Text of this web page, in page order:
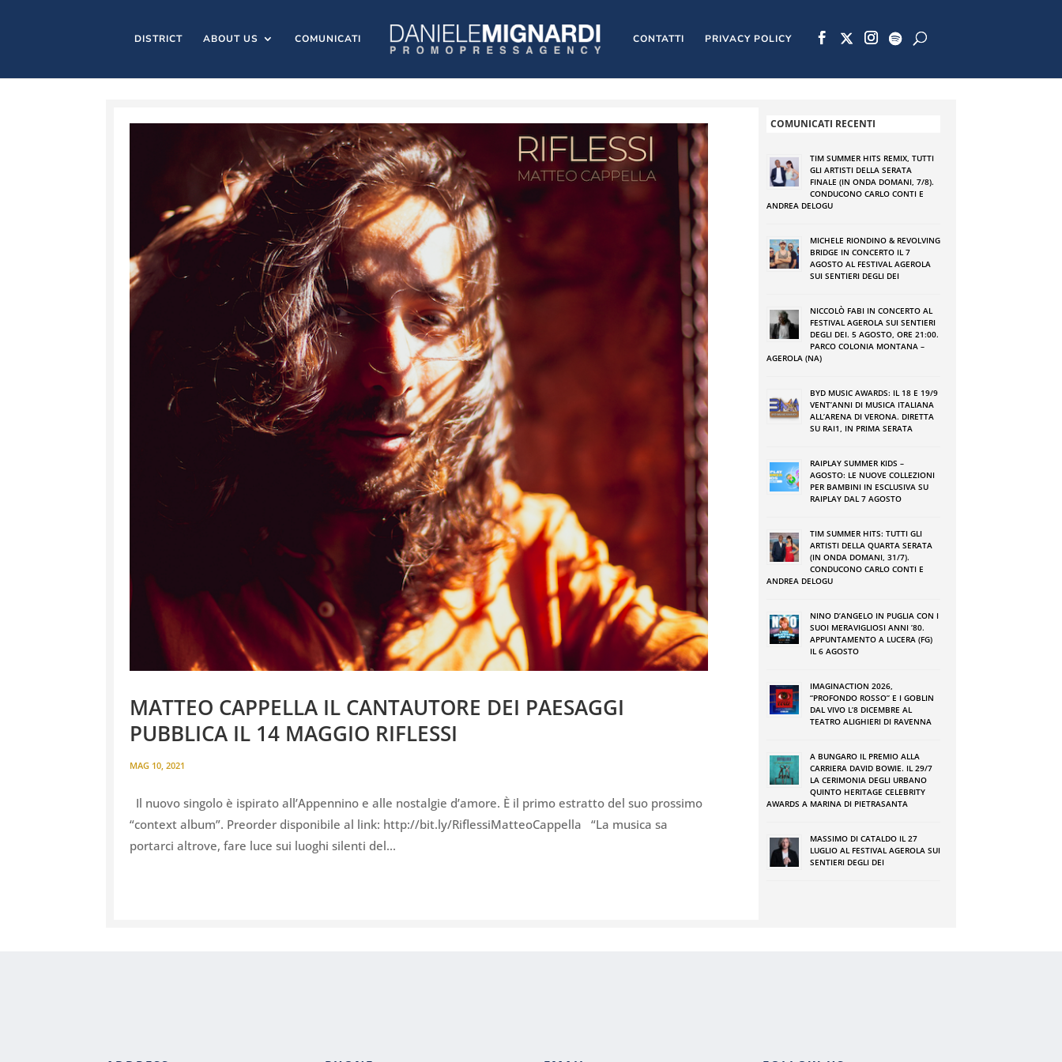
DISTRICT ABOUT US COMUNICATI CONTATTI PRIVACY POLICY
MATTEO CAPPELLA IL CANTAUTORE DEI PAESAGGI
PUBBLICA IL 14 MAGGIO RIFLESSI
MAG 10, 2021
Il nuovo singolo è ispirato all’Appennino e alle nostalgie d’amore. È il primo estratto del suo prossimo
“context album”. Preorder disponibile al link: http://bit.ly/RiflessiMatteoCappella “La musica sa
portarci altrove, fare luce sui luoghi silenti del...
COMUNICATI RECENTI
TIM SUMMER HITS REMIX, TUTTI
GLI ARTISTI DELLA SERATA
FINALE (IN ONDA DOMANI, 7/8).
CONDUCONO CARLO CONTI E
ANDREA DELOGU
MICHELE RIONDINO & REVOLVING
BRIDGE IN CONCERTO IL 7
AGOSTO AL FESTIVAL AGEROLA
SUI SENTIERI DEGLI DEI
NICCOLÒ FABI IN CONCERTO AL
FESTIVAL AGEROLA SUI SENTIERI
DEGLI DEI. 5 AGOSTO, ORE 21:00.
PARCO COLONIA MONTANA –
AGEROLA (NA)
BYD MUSIC AWARDS: IL 18 E 19/9
VENT’ANNI DI MUSICA ITALIANA
ALL’ARENA DI VERONA. DIRETTA
SU RAI1, IN PRIMA SERATA
RAIPLAY SUMMER KIDS –
AGOSTO: LE NUOVE COLLEZIONI
PER BAMBINI IN ESCLUSIVA SU
RAIPLAY DAL 7 AGOSTO
TIM SUMMER HITS: TUTTI GLI
ARTISTI DELLA QUARTA SERATA
(IN ONDA DOMANI, 31/7).
CONDUCONO CARLO CONTI E
ANDREA DELOGU
NINO DʼANGELO IN PUGLIA CON I
SUOI MERAVIGLIOSI ANNI ʼ80.
APPUNTAMENTO A LUCERA (FG)
IL 6 AGOSTO
IMAGINACTION 2026,
“PROFONDO ROSSO” E I GOBLIN
DAL VIVO L’8 DICEMBRE AL
TEATRO ALIGHIERI DI RAVENNA
A BUNGARO IL PREMIO ALLA
CARRIERA DAVID BOWIE. IL 29/7
LA CERIMONIA DEGLI URBANO
QUINTO HERITAGE CELEBRITY
AWARDS A MARINA DI PIETRASANTA
MASSIMO DI CATALDO IL 27
LUGLIO AL FESTIVAL AGEROLA SUI
SENTIERI DEGLI DEI